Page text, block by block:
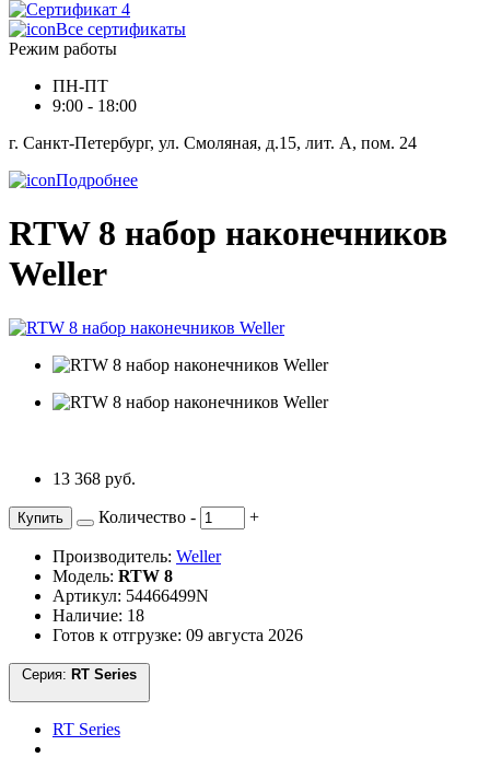
Все сертификаты
Режим работы
ПН-ПТ
9:00 - 18:00
г. Санкт-Петербург, ул. Смоляная, д.15, лит. А, пом. 24
Подробнее
RTW 8 набор наконечников
Weller
13 368 руб.
Купить Количество - +
Производитель: Weller
Модель: RTW 8
Артикул: 54466499N
Наличие: 18
Готов к отгрузке: 09 августа 2026
Серия:
RT Series